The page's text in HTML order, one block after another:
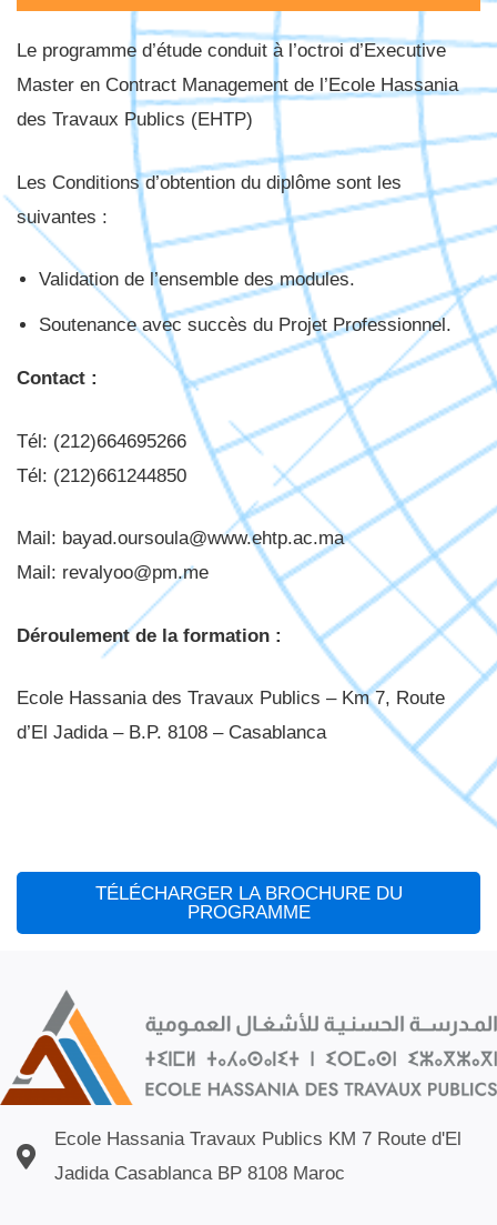
Le programme d’étude conduit à l’octroi d’Executive
Master en Contract Management de l’Ecole Hassania
des Travaux Publics (EHTP)
Les Conditions d’obtention du diplôme sont les
suivantes :
Validation de l’ensemble des modules.
Soutenance avec succès du Projet Professionnel.
Contact :
Tél: (212)664695266
Tél: (212)661244850
Mail: bayad.oursoula@www.ehtp.ac.ma
Mail: revalyoo@pm.me
Déroulement de la formation :
Ecole Hassania des Travaux Publics – Km 7, Route
d’El Jadida – B.P. 8108 – Casablanca
TÉLÉCHARGER LA BROCHURE DU
PROGRAMME
Ecole Hassania Travaux Publics KM 7 Route d'El
Jadida Casablanca BP 8108 Maroc